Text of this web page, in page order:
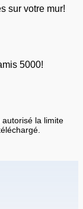
sur votre mur!
5000!
la limite